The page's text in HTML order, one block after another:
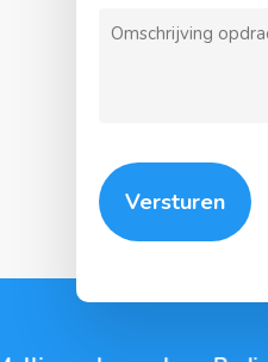
(Vereist)
Omschrijving